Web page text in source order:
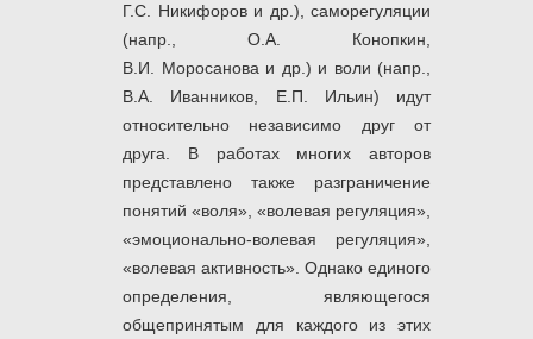
Г.С. Никифоров и др.), саморегуляции
(напр., О.А. Конопкин,
В.И. Моросанова и др.) и воли (напр.,
В.А. Иванников, Е.П. Ильин) идут
относительно независимо друг от
друга. В работах многих авторов
представлено также разграничение
понятий «воля», «волевая регуляция»,
«эмоционально-волевая регуляция»,
«волевая активность». Однако единого
определения, являющегося
общепринятым для каждого из этих